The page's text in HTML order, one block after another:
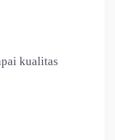
kualitas